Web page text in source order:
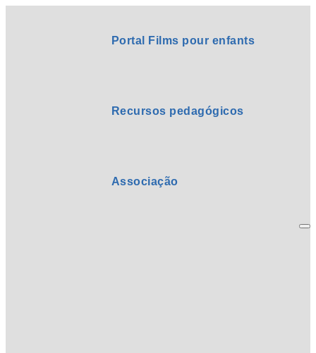
Portal Films pour enfants
Recursos pedagógicos
Associação